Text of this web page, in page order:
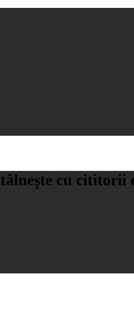
cu cititorii